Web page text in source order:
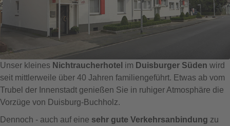
Unser kleines Nichtraucherhotel im Duisburger Süden wird
seit mittlerweile über 40 Jahren familiengeführt. Etwas ab vom
Trubel der Innenstadt genießen Sie in ruhiger Atmosphäre die
Vorzüge von Duisburg-Buchholz.
Dennoch - auch auf eine sehr gute Verkehrsanbindung zu